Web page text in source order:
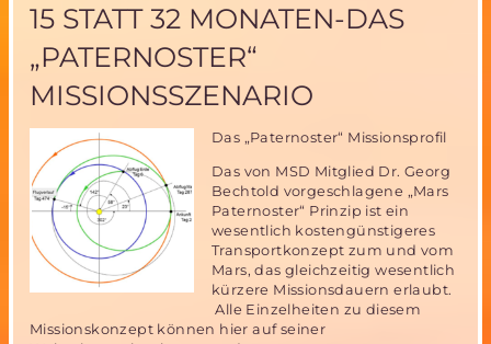
Mitflugmöglichkeit
15 STATT 32 MONATEN-DAS
„PATERNOSTER“
MISSIONSSZENARIO
Das „Paternoster“ Missionsprofil
Das von MSD Mitglied Dr. Georg
Bechtold vorgeschlagene „Mars
Paternoster“ Prinzip ist ein
wesentlich kostengünstigeres
Transportkonzept zum und vom
Mars, das gleichzeitig wesentlich
kürzere Missionsdauern erlaubt.
Alle Einzelheiten zu diesem
Missionskonzept können hier auf seiner